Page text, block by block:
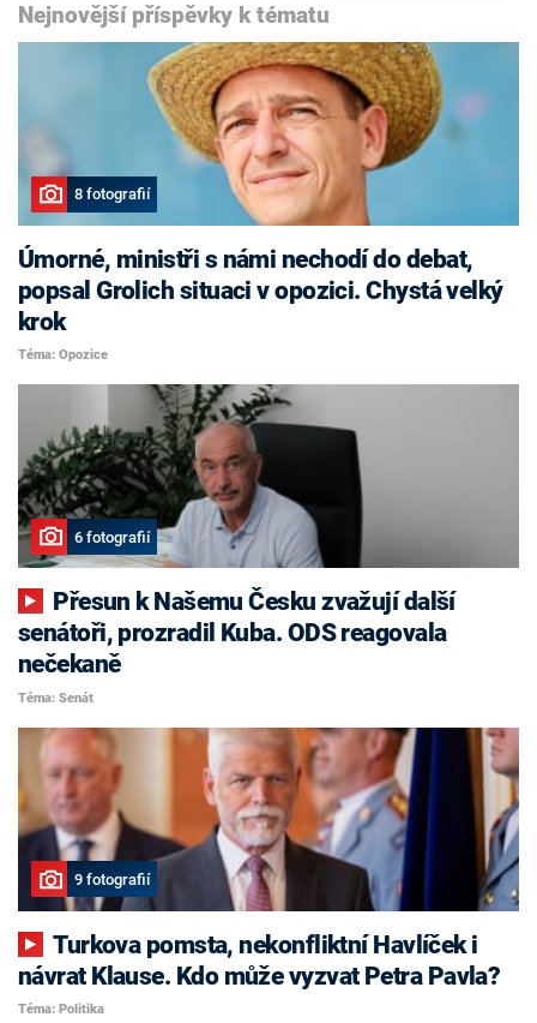
Nejnovější příspěvky k tématu
8 fotografií
Úmorné, ministři s námi nechodí do debat,
popsal Grolich situaci v opozici. Chystá velký
krok
Téma: Opozice
6 fotografií
senátoři, prozradil Kuba. ODS reagovala
nečekaně
Téma: Senát
9 fotografií
Turkova pomsta, nekonfliktní Havlíček i
návrat Klause. Kdo může vyzvat Petra Pavla?
Téma: Politika